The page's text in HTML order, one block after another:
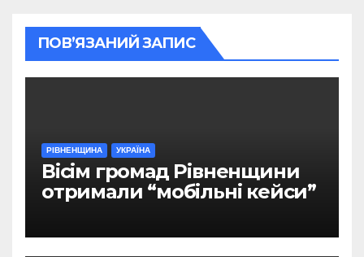
ПОВ’ЯЗАНИЙ ЗАПИС
РІВНЕНЩИНА УКРАЇНА
Вісім громад Рівненщини
отримали “мобільні кейси”